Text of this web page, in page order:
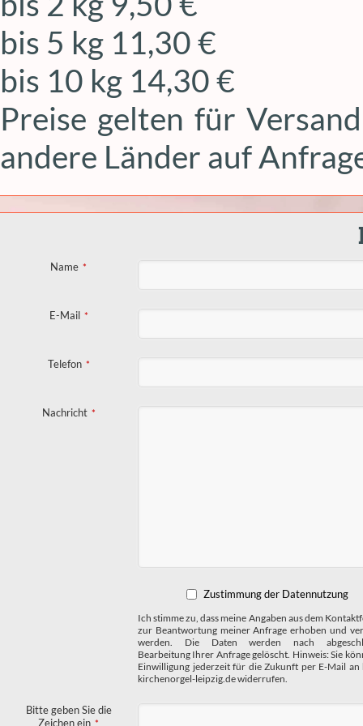
bis 5 kg 11,30 €
bis 10 kg 14,30 €
Preise gelten für
andere Länder auf
Name *
E-Mail *
Telefon *
Nachricht *
Zustimmung der Datennutzung
Ich stimme zu, dass meine Angaben aus dem
zur Beantwortung meiner Anfrage erhoben und
werden. Die Daten werden nach
Bearbeitung Ihrer Anfrage gelöscht. Hinweis: Sie
Einwilligung jederzeit für die Zukunft per E-Mail an
kirchenorgel-leipzig.de widerrufen.
Bitte geben Sie die
Zeichen ein *